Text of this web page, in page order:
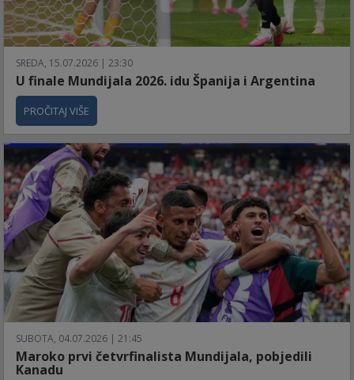
SREDA, 15.07.2026 | 23:30
U finale Mundijala 2026. idu Španija i Argentina
PROČITAJ VIŠE
SUBOTA, 04.07.2026 | 21:45
Maroko prvi četvrfinalista Mundijala, pobjedili
Kanadu